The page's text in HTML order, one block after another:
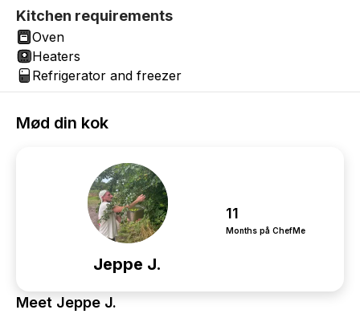
Kitchen requirements
Oven
Heaters
Refrigerator and freezer
Mød din kok
Jeppe J.
11
Months på ChefMe
Meet Jeppe J.